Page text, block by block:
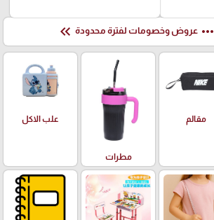
more_horiz عروض وخصومات لفترة محدودة keyboard_double_arrow_left
مقالم
مطرات
علب الاكل